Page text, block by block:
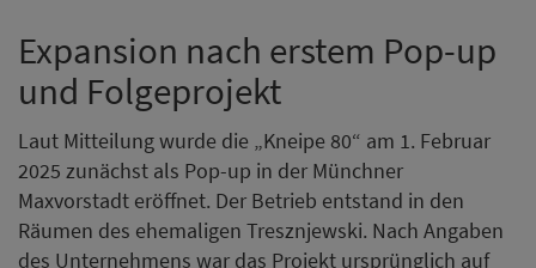
Expansion nach erstem Pop-up
und Folgeprojekt
Laut Mitteilung wurde die „Kneipe 80“ am 1. Februar
2025 zunächst als Pop-up in der Münchner
Maxvorstadt eröffnet. Der Betrieb entstand in den
Räumen des ehemaligen Tresznjewski. Nach Angaben
des Unternehmens war das Projekt ursprünglich auf